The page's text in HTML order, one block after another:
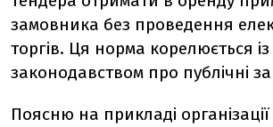
замовника без проведення
торгів. Ця норма корелюється із
законодавством про публічні
Поясню на прикладі